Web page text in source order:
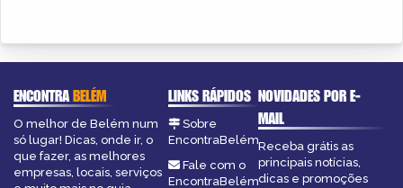
ENCONTRABELÉM
O melhor de Belém num
só lugar! Dicas, onde ir, o
que fazer, as melhores
empresas, locais, serviços
LINKS RÁPIDOS
Sobre
EncontraBelém
Fale com o
EncontraBelém
NOVIDADES POR E-
MAIL
Receba grátis as
principais notícias,
dicas e promoções